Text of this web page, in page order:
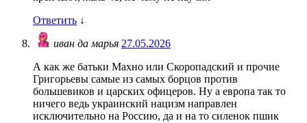
Ответить ↓
иван да марья 27.05.2026
А как же батьки Махно или Скоропадский и прочие
Григорьевы самые из самых борцов против
большевиков и царских офицеров. Ну а европа так то
ничего ведь украинский нацизм направлен
исключительно на Россию, да и на то силенок пшик